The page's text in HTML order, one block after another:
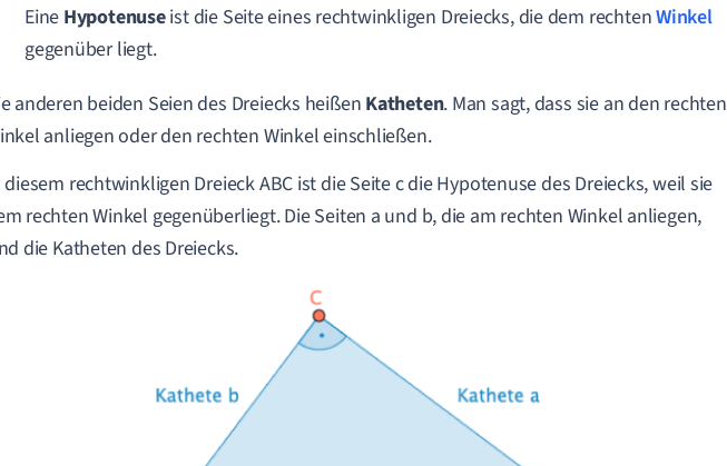
Eine Hypotenuseist die Seite eines rechtwinkligen Dreiecks, die dem rechtenWinkel
gegenüber liegt.
anderen beiden Seien des Dreiecks heißenKatheten. Man sagt, dass sie an den rechten
anliegen oder den rechten Winkel einschließen.
diesem rechtwinkligen Dreieck ABC ist die Seite c die Hypotenuse des Dreiecks, weil sie
rechten Winkel gegenüberliegt. Die Seiten a und b, die am rechten Winkel anliegen,
die Katheten des Dreiecks.